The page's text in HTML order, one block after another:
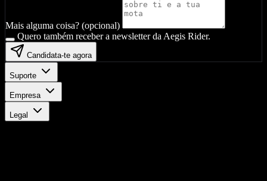
Mais alguma coisa? (opcional)
Quero também receber a newsletter da Aegis Rider.
Candidata-te agora
Suporte
Empresa
Legal